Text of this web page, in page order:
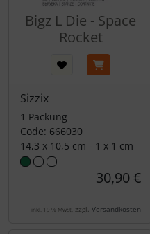
Bigz L Die - Space
Rocket
Sizzix
1 Packung
Code: 666030
14,3 x 10,5 cm - 1 x 1 cm
30,90 €
inkl. 19 % MwSt. zzgl. Versandkosten